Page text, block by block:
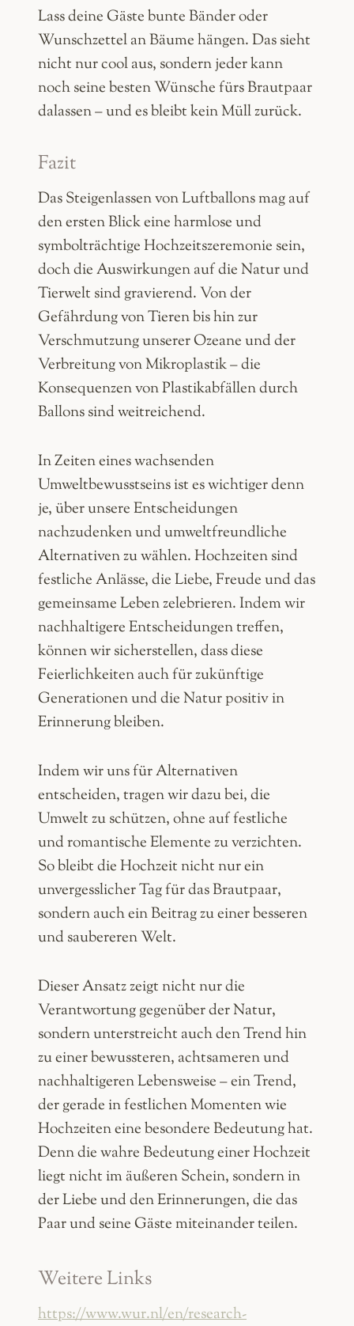
Lass deine Gäste bunte Bänder oder
Wunschzettel an Bäume hängen. Das sieht
nicht nur cool aus, sondern jeder kann
noch seine besten Wünsche fürs Brautpaar
dalassen – und es bleibt kein Müll zurück.
Fazit
Das Steigenlassen von Luftballons mag auf
den ersten Blick eine harmlose und
symbolträchtige Hochzeitszeremonie sein,
doch die Auswirkungen auf die Natur und
Tierwelt sind gravierend. Von der
Gefährdung von Tieren bis hin zur
Verschmutzung unserer Ozeane und der
Verbreitung von Mikroplastik – die
Konsequenzen von Plastikabfällen durch
Ballons sind weitreichend.
In Zeiten eines wachsenden
Umweltbewusstseins ist es wichtiger denn
je, über unsere Entscheidungen
nachzudenken und umweltfreundliche
Alternativen zu wählen. Hochzeiten sind
festliche Anlässe, die Liebe, Freude und das
gemeinsame Leben zelebrieren. Indem wir
nachhaltigere Entscheidungen treffen,
können wir sicherstellen, dass diese
Feierlichkeiten auch für zukünftige
Generationen und die Natur positiv in
Erinnerung bleiben.
Indem wir uns für Alternativen
entscheiden, tragen wir dazu bei, die
Umwelt zu schützen, ohne auf festliche
und romantische Elemente zu verzichten.
So bleibt die Hochzeit nicht nur ein
unvergesslicher Tag für das Brautpaar,
sondern auch ein Beitrag zu einer besseren
und saubereren Welt.
Dieser Ansatz zeigt nicht nur die
Verantwortung gegenüber der Natur,
sondern unterstreicht auch den Trend hin
zu einer bewussteren, achtsameren und
nachhaltigeren Lebensweise – ein Trend,
der gerade in festlichen Momenten wie
Hochzeiten eine besondere Bedeutung hat.
Denn die wahre Bedeutung einer Hochzeit
liegt nicht im äußeren Schein, sondern in
der Liebe und den Erinnerungen, die das
Paar und seine Gäste miteinander teilen.
Weitere Links
https://www.wur.nl/en/research-